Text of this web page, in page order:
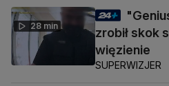
28 min
zrobił skok
więzienie
SUPERWIZJER